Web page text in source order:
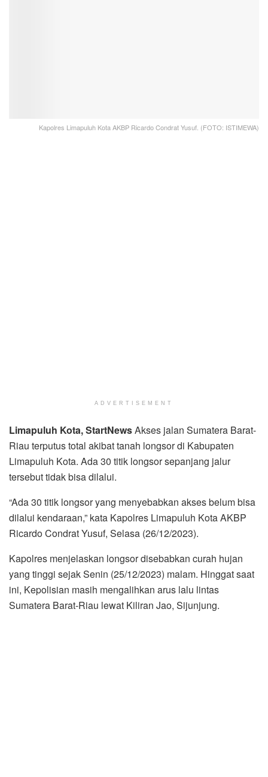
Kapolres Limapuluh Kota AKBP Ricardo Condrat Yusuf. (FOTO: ISTIMEWA)
ADVERTISEMENT
Limapuluh Kota, StartNewsAkses jalan Sumatera Barat-
Riau terputus total akibat tanah longsor di Kabupaten
Limapuluh Kota. Ada 30 titik longsor sepanjang jalur
tersebut tidak bisa dilalui.
“Ada 30 titik longsor yang menyebabkan akses belum bisa
dilalui kendaraan,” kata Kapolres Limapuluh Kota AKBP
Ricardo Condrat Yusuf, Selasa (26/12/2023).
Kapolres menjelaskan longsor disebabkan curah hujan
yang tinggi sejak Senin (25/12/2023) malam. Hinggat saat
ini, Kepolisian masih mengalihkan arus lalu lintas
Sumatera Barat-Riau lewat Kiliran Jao, Sijunjung.